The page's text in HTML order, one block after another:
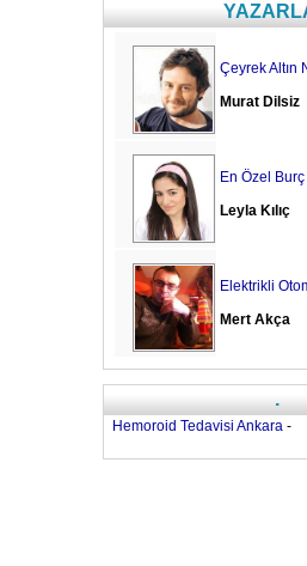
Çeyrek Altın
Murat Dilsiz
En Özel Burç
Leyla Kılıç
Elektrikli
Mert Akça
.
Hemoroid Tedavisi Ankara -